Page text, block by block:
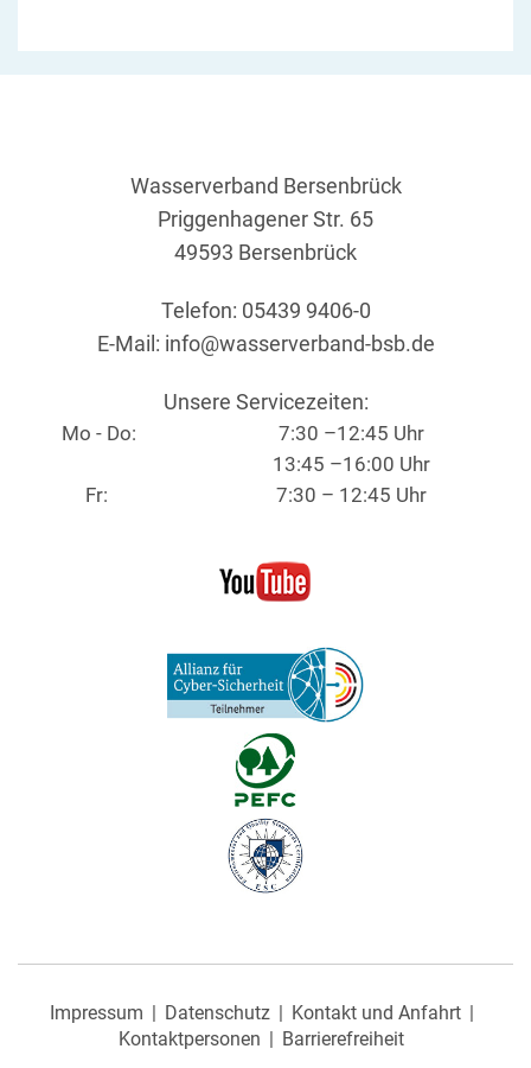
Wasserverband Bersenbrück
Priggenhagener Str. 65
49593 Bersenbrück
Telefon: 05439 9406-0
E-Mail: info@wasserverband-bsb.de
Unsere Servicezeiten:
Mo - Do:
7:30 –12:45 Uhr
13:45 –16:00 Uhr
Fr:
7:30 – 12:45 Uhr
Impressum Datenschutz
Kontakt und Anfahrt
Kontaktpersonen
Barrierefreiheit